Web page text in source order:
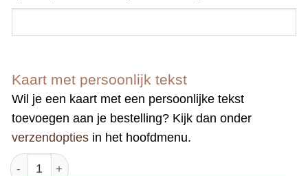
Kaart met persoonlijk tekst
Wil je een kaart met een persoonlijke tekst
toevoegen aan je bestelling? Kijk dan onder
verzendopties in het hoofdmenu.
Paspoorthoesje heel donker blauw aantal